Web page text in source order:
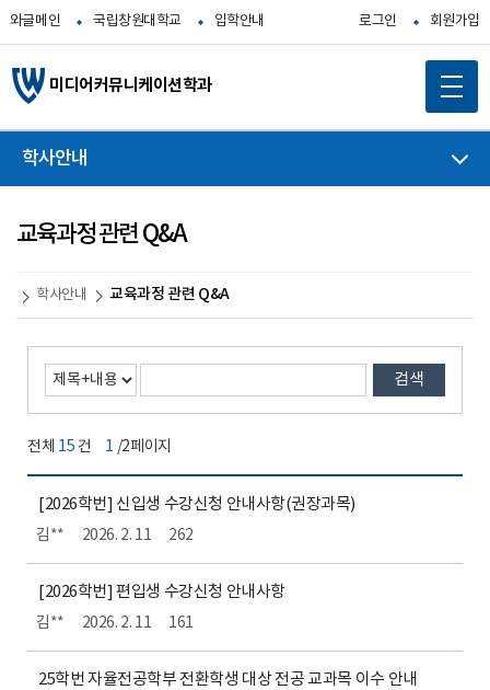
와글메인 국립창원대학교 입학안내 로그인 회원가입
미디어커뮤니케이션학과
학사안내
교육과정 관련 Q&A
학사안내 교육과정 관련 Q&A
검색
전체 15 건 1 /2페이지
[2026학번] 신입생 수강신청 안내사항(권장과목)
김** 2026. 2. 11 262
[2026학번] 편입생 수강신청 안내사항
김** 2026. 2. 11 161
25학번 자율전공학부 전환학생 대상 전공 교과목 이수 안내